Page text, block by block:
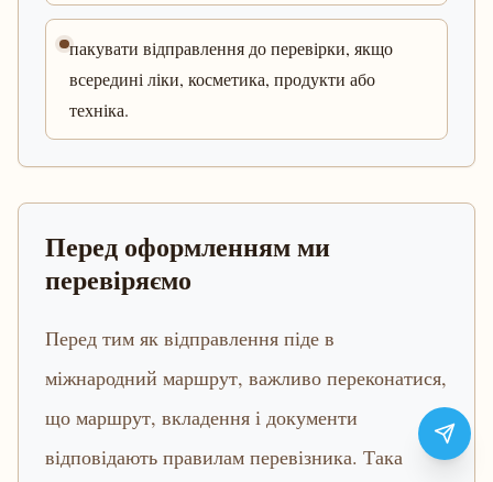
пакувати відправлення до перевірки, якщо
всередині ліки, косметика, продукти або
техніка.
Перед оформленням ми
перевіряємо
Перед тим як відправлення піде в
міжнародний маршрут, важливо переконатися,
що маршрут, вкладення і документи
відповідають правилам перевізника. Така